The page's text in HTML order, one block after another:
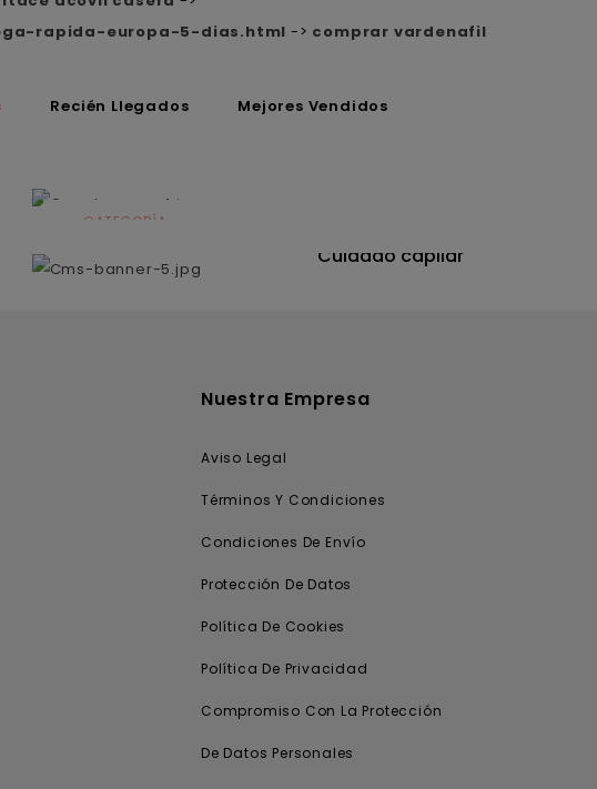
rapida-europa-5-dias.html -> comprar vardenafil
Recién Llegados Mejores Vendidos
CATEGORÍA
Cuidado capilar
Nuestra Empresa
Aviso Legal
Términos Y Condiciones
Condiciones De Envío
Protección De Datos
Política De Cookies
Política De Privacidad
Compromiso Con La Protección
De Datos Personales